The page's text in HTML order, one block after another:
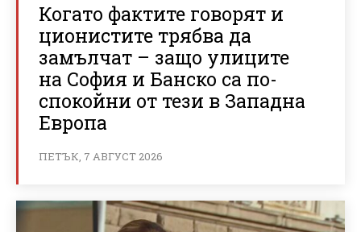
Когато фактите говорят и
ционистите трябва да
замълчат – защо улиците
на София и Банско са по-
спокойни от тези в Западна
Европа
ПЕТЪК, 7 АВГУСТ 2026